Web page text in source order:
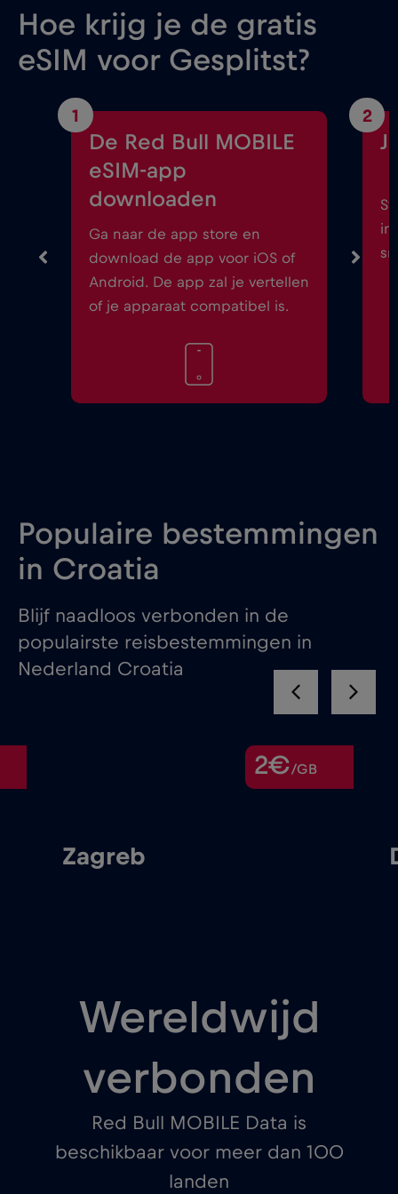
Hoe krijg je de gratis
eSIM voor Gesplitst?
1
De Red Bull MOBILE
eSIM-app
downloaden
Ga naar de app store en
download de app voor iOS of
Android. De app zal je vertellen
of je apparaat compatibel is.
2
Populaire bestemmingen
in Croatia
Blijf naadloos verbonden in de
populairste reisbestemmingen in
Nederland Croatia
2€/GB
Zagreb
Wereldwijd
verbonden
Red Bull MOBILE Data is
beschikbaar voor meer dan 100
landen